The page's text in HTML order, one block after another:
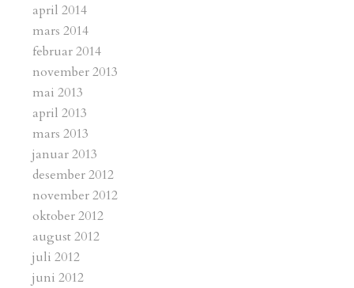
april 2014
mars 2014
februar 2014
november 2013
mai 2013
april 2013
mars 2013
januar 2013
desember 2012
november 2012
oktober 2012
august 2012
juli 2012
juni 2012